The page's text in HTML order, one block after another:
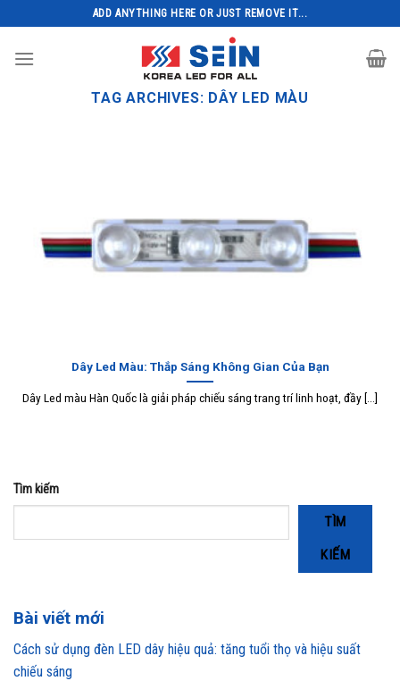
to
content
ADD ANYTHING HERE OR JUST REMOVE IT...
TAG ARCHIVES: DÂY LED MÀU
Dây Led Màu: Thắp Sáng Không Gian Của Bạn
Dây Led màu Hàn Quốc là giải pháp chiếu sáng trang trí linh hoạt, đầy [...]
Tìm kiếm
TÌM
KIẾM
Bài viết mới
Cách sử dụng đèn LED dây hiệu quả: tăng tuổi thọ và hiệu suất
chiếu sáng